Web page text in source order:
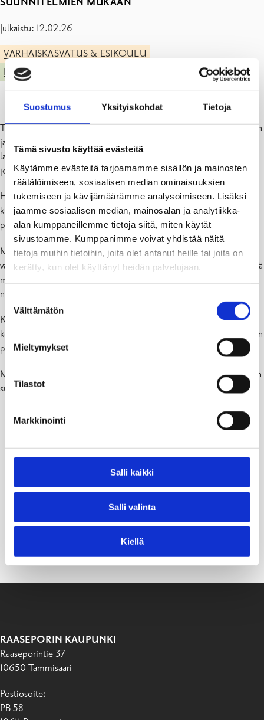
Suostumus Yksityiskohdat Tietoja
Tämä sivusto käyttää evästeitä
Käytämme evästeitä tarjoamamme sisällön ja mainosten
räätälöimiseen, sosiaalisen median ominaisuuksien
tukemiseen ja kävijämäärämme analysoimiseen. Lisäksi
jaamme sosiaalisen median, mainosalan ja analytiikka-
alan kumppaneillemme tietoja siitä, miten käytät
sivustoamme. Kumppanimme voivat yhdistää näitä
tietoja muihin tietoihin, joita olet antanut heille tai joita on
kerätty, kun olet käyttänyt heidän palvelujaan.
valinta
Välttämätön
Mieltymykset
Tilastot
Markkinointi
Salli kaikki
Salli valinta
Kiellä
SUUNNITELMIEN MUKAAN
Julkaistu: 12.02.26
VARHAISKASVATUS & ESIKOULU
KIINTEISTÖT JA INVESTOINNIT
Työ Klockarsin uuden päiväkodin parissa etenee vahvistetun budjetin
ja aikataulun mukaisesti. Rakennus on suunniteltu kahdeksalle
lapsiryhmälle, ja käyttäjät ovat olleet tiiviisti mukana suunnittelussa,
jotta tilat tukisivat toimintaa mahdollisimman hyvin.
Hanke toteutetaan moduulirakentamisena, mikä on päätös, johon
kiinteistö- ja investointiosaston päällikköAnna Fribergsekä
projektipäällikköMarcus Julinovat tyytyväisiä.
Moduulirakentaminen tarkoittaa, että koko päiväkoti rakennetaan
valmiiksi talotehtaassa kuivissa ja kontrolloiduissa olosuhteissa. Tämä
menetelmä vähentää kosteuden ja sään aiheuttamia riskejä sekä
nopeuttaa ja tehostaa rakennusprosessia.
Koska suurin osa työstä tehdään tehtaalla, ympäröivälle
koulumiljöölle aiheutuvat häiriöt ovat huomattavasti pienemmät kuin
perinteisessä rakentamisessa.
Moduulien asennus tapahtuu keväällä 2026, ja uuden päiväkodin on
suunniteltu valmistuvan vuoden 2026 loppuun mennessä.
RAASEPORIN KAUPUNKI
Raaseporintie 37
10650 Tammisaari
Postiosoite:
PB 58